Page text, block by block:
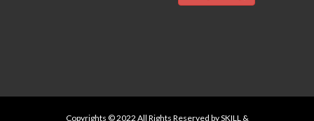
Copyrights © 2022 All Rights Reserved by SKILL &